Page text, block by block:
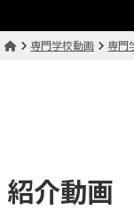
専門学校動画 専門
紹介動画